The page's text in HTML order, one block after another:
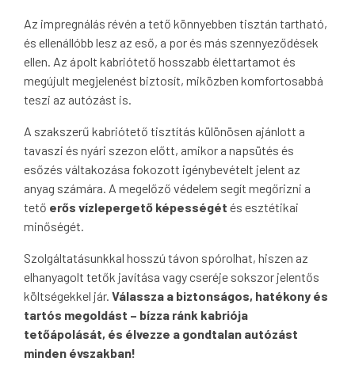
Az impregnálás révén a tető könnyebben tisztán tartható,
és ellenállóbb lesz az eső, a por és más szennyeződések
ellen. Az ápolt kabriótető hosszabb élettartamot és
megújult megjelenést biztosít, miközben komfortosabbá
teszi az autózást is.
A szakszerű kabriótető tisztítás különösen ajánlott a
tavaszi és nyári szezon előtt, amikor a napsütés és
esőzés váltakozása fokozott igénybevételt jelent az
anyag számára. A megelőző védelem segít megőrizni a
tető erős vízlepergető képességét és esztétikai
minőségét.
Szolgáltatásunkkal hosszú távon spórolhat, hiszen az
elhanyagolt tetők javítása vagy cseréje sokszor jelentős
költségekkel jár. Válassza a biztonságos, hatékony és
tartós megoldást – bízza ránk kabriója
tetőápolását, és élvezze a gondtalan autózást
minden évszakban!